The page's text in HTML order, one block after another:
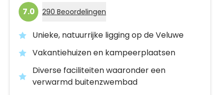
7.0 290 Beoordelingen
Unieke, natuurrijke ligging op de Veluwe
Vakantiehuizen en kampeerplaatsen
Diverse faciliteiten waaronder een
verwarmd buitenzwembad